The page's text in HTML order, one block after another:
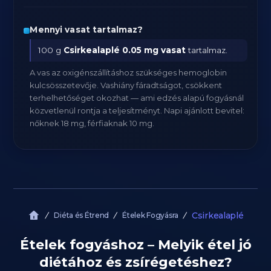
Mennyi vasat tartalmaz?
100 g Csirkealaplé 0.05 mg vasattartalmaz.
A vas az oxigénszállításhoz szükséges hemoglobin
kulcsösszetevője. Vashiány fáradtságot, csökkent
terhelhetőséget okozhat — ami edzés alapú fogyásnál
közvetlenül rontja a teljesítményt. Napi ajánlott bevitel:
nőknek 18 mg, férfiaknak 10 mg.
Diéta és Étrend Ételek Fogyásra Csirkealaplé
Ételek fogyáshoz – Melyik étel jó
diétához és zsírégetéshez?